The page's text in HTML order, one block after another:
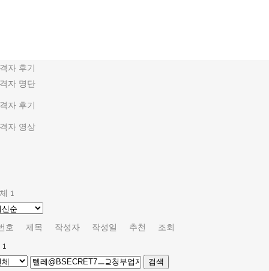
자 후기
자 명단
자 후기
자 영상
1
호 제목 작성자 작성일 추천
조회
1
검색